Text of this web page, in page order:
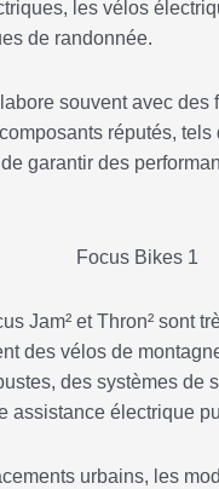
les vélos
de randonnée.
souvent avec des
réputés, tels
garantir des
Jam² et Thron² sont
des vélos de
des systèmes de
assistance électrique
urbains, les